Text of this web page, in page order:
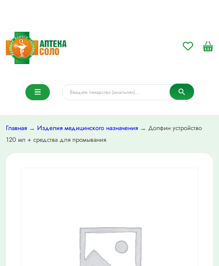
Главная → Изделия медицинского назначения → Долфин устройство
120 мл + средства для промывания